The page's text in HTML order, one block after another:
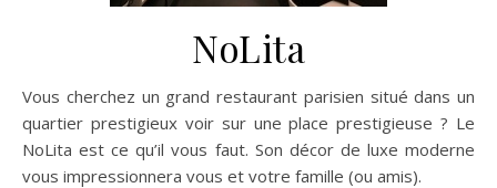
NoLita
Vous cherchez un grand restaurant parisien situé dans un
quartier prestigieux voir sur une place prestigieuse ? Le
NoLita est ce qu’il vous faut. Son décor de luxe moderne
vous impressionnera vous et votre famille (ou amis).